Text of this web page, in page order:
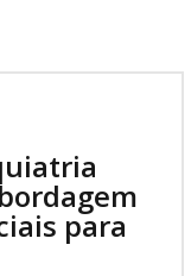
para